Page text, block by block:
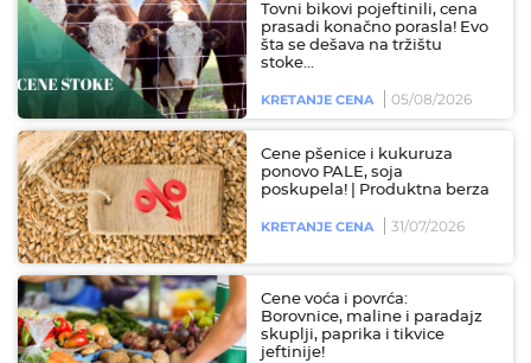
Tovni bikovi pojeftinili, cena
prasadi konačno porasla! Evo
šta se dešava na tržištu
stoke...
KRETANJE CENA 05/08/2026
Cene pšenice i kukuruza
ponovo PALE, soja
poskupela! | Produktna berza
KRETANJE CENA 31/07/2026
Cene voća i povrća:
Borovnice, maline i paradajz
skuplji, paprika i tikvice
jeftinije!